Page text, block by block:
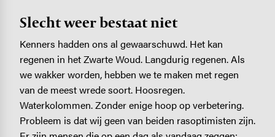
Slecht weer bestaat niet
Kenners hadden ons al gewaarschuwd. Het kan
regenen in het Zwarte Woud. Langdurig regenen. Als
we wakker worden, hebben we te maken met regen
van de meest wrede soort. Hoosregen.
Waterkolommen. Zonder enige hoop op verbetering.
Probleem is dat wij geen van beiden rasoptimisten zijn.